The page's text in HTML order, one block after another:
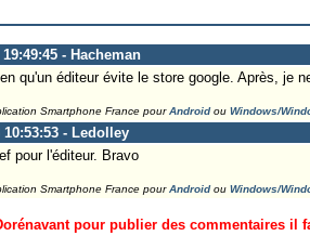
19:49:45 - Hacheman
qu'un éditeur évite le store google. Après, je
Smartphone France pourAndroidou Windows/
10:53:53 - Ledolley
pour l'éditeur. Bravo
Smartphone France pourAndroidou Windows/
pour publier des commentaires il